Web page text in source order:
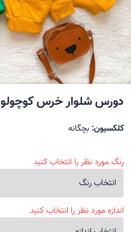
دورس شلوار خرس کوچولو
کلکسیون: بچگانه
رنگ مورد نظر را انتخاب کنید
اندازه مورد نظر را انتخاب کنید